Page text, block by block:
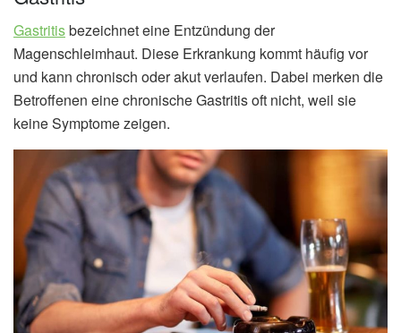
Gastritisbezeichnet eine Entzündung der
Magenschleimhaut. Diese Erkrankung kommt häufig vor
und kann chronisch oder akut verlaufen. Dabei merken die
Betroffenen eine chronische Gastritis oft nicht, weil sie
keine Symptome zeigen.